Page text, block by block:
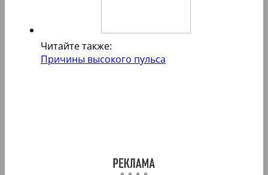
Читайте также:
Причины высокого пульса